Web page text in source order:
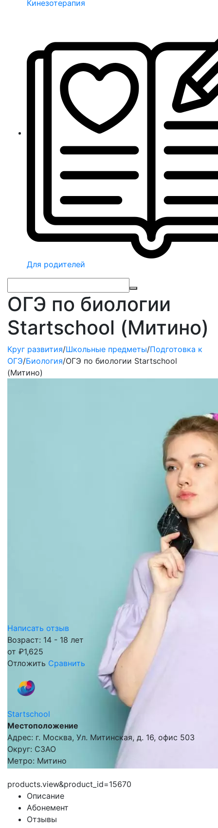
Кинезотерапия
Для родителей
ОГЭ по биологии
Startschool (Митино)
Круг развития/Школьные предметы/Подготовка к
ОГЭ/Биология/ОГЭ по биологии Startschool
(Митино)
Написать отзыв
Возраст: 14 - 18 лет
от ₽1,625
Отложить Сравнить
Startschool
Местоположение
Адрес: г. Москва, Ул. Митинская, д. 16, офис 503
Округ: СЗАО
Метро: Митино
products.view&product_id=15670
Описание
Абонемент
Отзывы